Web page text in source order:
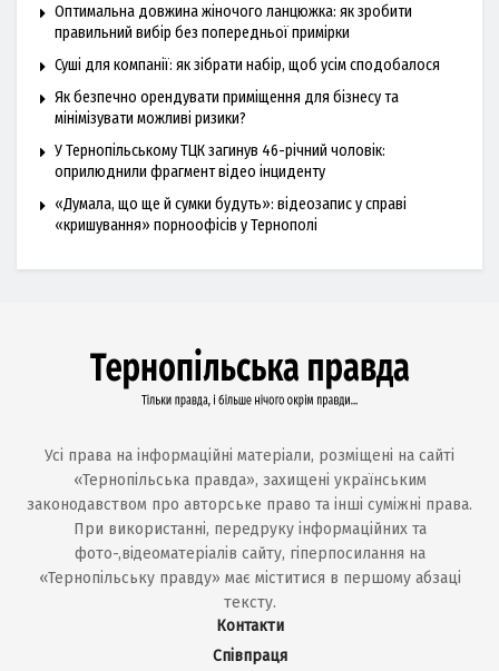
Оптимальна довжина жіночого ланцюжка: як зробити
правильний вибір без попередньої примірки
Суші для компанії: як зібрати набір, щоб усім сподобалося
Як безпечно орендувати приміщення для бізнесу та
мінімізувати можливі ризики?
У Тернопільському ТЦК загинув 46-річний чоловік:
оприлюднили фрагмент відео інциденту
«Думала, що ще й сумки будуть»: відеозапис у справі
«кришування» порноофісів у Тернополі
Усі права на інформаційні матеріали, розміщені на сайті
«Тернопільська правда», захищені українським
законодавством про авторське право та інші суміжні права.
При використанні, передруку інформаційних та
фото-,відеоматеріалів сайту, гіперпосилання на
«Тернопільську правду» має міститися в першому абзаці
тексту.
Контакти
Співпраця